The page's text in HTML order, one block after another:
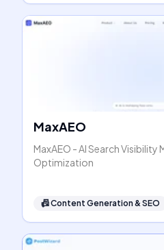
MaxAEO
MaxAEO - AI Search
Optimization
📠Content Generation & SEO